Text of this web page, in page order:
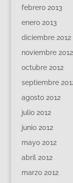
febrero 2013
enero 2013
diciembre 2012
noviembre 2012
octubre 2012
septiembre
agosto 2012
julio 2012
junio 2012
mayo 2012
abril 2012
marzo 2012